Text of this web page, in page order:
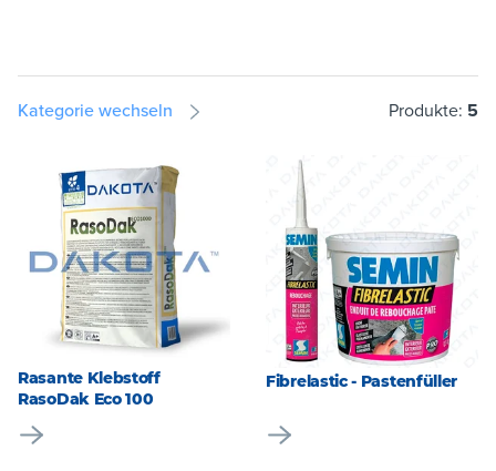
Kategorie wechseln Produkte: 5
Rasante Klebstoff
RasoDak Eco 100
Fibrelastic - Pastenfüller